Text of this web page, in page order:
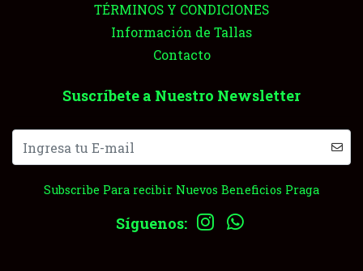
TÉRMINOS Y CONDICIONES
Información de Tallas
Contacto
Suscríbete a Nuestro Newsletter
Subscribe Para recibir Nuevos Beneficios Praga
Síguenos: